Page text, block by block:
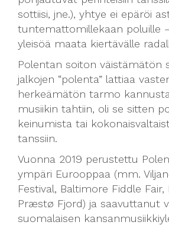
sottiisi, jne.), yhtye ei epäröi
tuntemattomillekaan poluille
yleisöä maata kiertävälle
Polentan soiton väistämätön
jalkojen “polenta” lattiaa
herkeämätön tarmo
musiikin tahtiin, oli se sitten
keinumista tai
tanssiin.
Vuonna 2019 perustettu
ympäri Eurooppaa (mm.
Festival, Baltimore Fiddle Fair,
Præstø Fjord) ja saavuttanut
suomalaisen